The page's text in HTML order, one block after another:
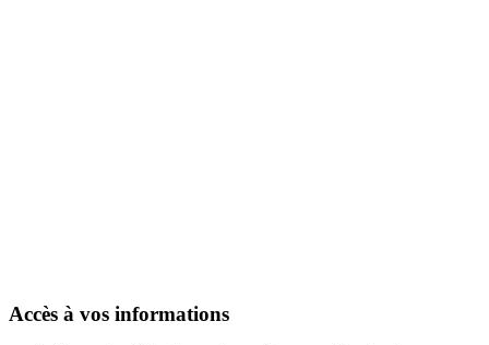
Accès à vos informations